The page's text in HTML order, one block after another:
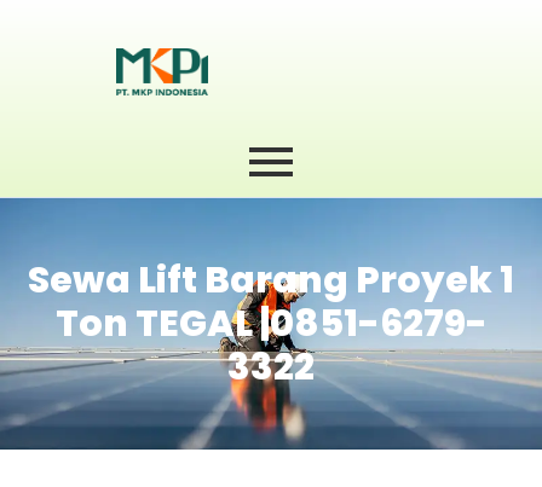
Sewa Lift Barang Proyek 1
Ton TEGAL |0851-6279-
3322